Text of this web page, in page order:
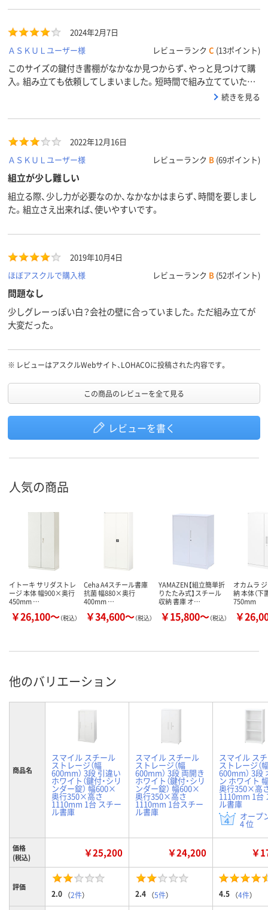
32kg
アスクル
商品環境
スコア
60
2024年2月7日
ＡＳＫＵＬユーザー様
レビューランク C (13ポイント)
このサイズの鍵付き書棚がなかなか見つからず、やっと見つけて購
入。組み立ても依頼してしまいました。短時間で組み立てていただ
続きを見る
2022年12月16日
ＡＳＫＵＬユーザー様
レビューランク B (69ポイント)
組立が少し難しい
組立る際、少し力が必要なのか、なかなかはまらず、時間を要しまし
た。組立さえ出来れば、使いやすいです。
2019年10月4日
ほぼアスクルで購入様
レビューランク B (52ポイント)
問題なし
少しグレーっぽい白？会社の壁に合っていました。ただ組み立てが
大変だった。
※ レビューはアスクルWebサイト、LOHACOに投稿された内容です。
この商品のレビューを全て見る
レビューを書く
人気の商品
イトーキ サリダストレ
ージ 本体 幅900×奥行
450mm …
￥26,100～（税込）
Ceha A4スチール書庫
抗菌 幅880×奥行
400mm …
￥34,600～（税込）
YAMAZEN【組立簡単折
りたたみ式】スチール
収納 書庫 オ…
￥15,800～（税込）
オカムラ
納 本体（下
750mm
￥
他のバリエーション
商品名
スマイル スチール
ストレージ（幅
600mm） 3段 引違い
ホワイト（鍵付・シリ
ンダー錠） 幅600×
奥行350×高さ
1110mm 1台 スチー
ル書庫
スマイル スチール
ストレージ（幅
600mm） 3段 両開き
ホワイト（鍵付・シリ
ンダー錠） 幅600×
奥行350×高さ
1110mm 1台スチー
ル書庫
スマイル ス
ストレージ（
600mm） 3段
ン ホワイト
奥行350×高
1110mm 1台
ル書庫
オープ
4 位
価格
(税込)
￥25,200 ￥24,200 ￥
評価
2.0 （2件） 2.4 （5件） 4.5 （4件）